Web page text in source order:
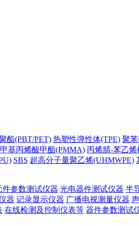
酯(PBT/PET) 热塑性弹性体(TPE) 聚苯
基丙烯酸甲酯(PMMA) 丙烯腈-苯乙烯
SBS 超高分子量聚乙烯(UHMWPE)
件参数测试仪器 光电器件测试仪器 半
器 记录显示仪器 广播电视测量仪器
在线检测及控制仪表等 器件参数测试